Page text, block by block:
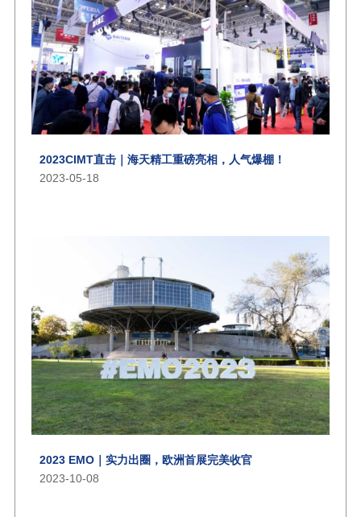
2023CIMT直击｜海天精工重磅亮相，人气爆棚！
2023-05-18
2023 EMO｜实力出圈，欧洲首展完美收官
2023-10-08